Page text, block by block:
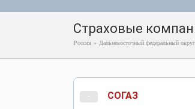
Страховые
Россия » Дальневосточный федеральный округ
- СОГАЗ